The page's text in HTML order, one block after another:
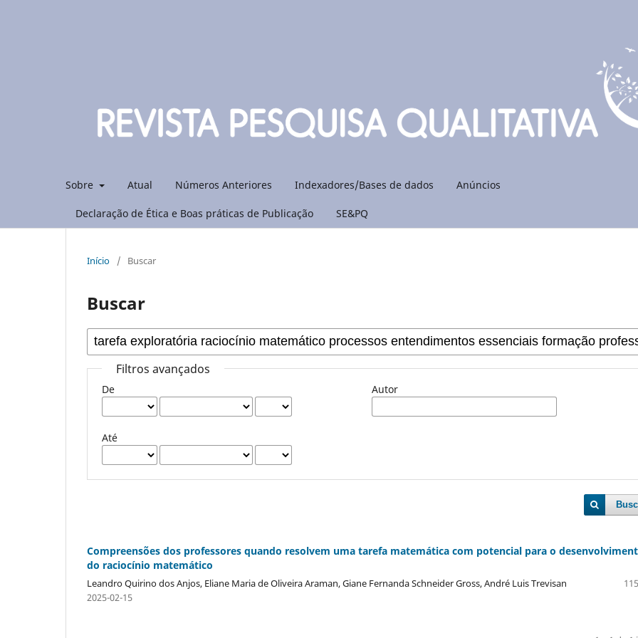
Sobre Atual Números Anteriores Indexadores/Bases de dados Anúncios
Declaração de Ética e Boas práticas de Publicação SE&PQ
Início / Buscar
Buscar
Filtros avançados
De
Até
Autor
Compreensões dos professores quando resolvem uma tarefa matemática com potencial para o
do raciocínio matemático
Leandro Quirino dos Anjos, Eliane Maria de Oliveira Araman, Giane Fernanda Schneider Gross, André Luis Trevisan
2025-02-15